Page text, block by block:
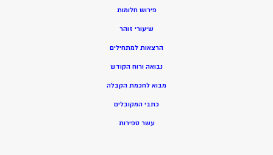
פירוש חלומות
שיעורי זוהר
הרצאות למתחילים
נבואה ורוח הקודש
מבוא לחכמת הקבלה
כתבי המקובלים
עשר ספירות